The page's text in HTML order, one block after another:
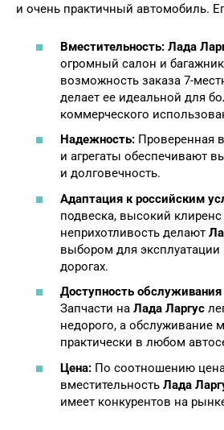
и очень практичный автомобиль.
Вместительность: Лада
огромный салон и
возможность заказа 7-
делает ее идеальной для
коммерческого
Надежность: Проверенная
и агрегаты обеспечивают
и долговечность.
Адаптация к российским
подвеска, высокий
неприхотливость делают
выбором для эксплуатации
дорогах.
Доступность обслуживания
Запчасти на Лада Ларгус
недорого, а обслуживание
практически в любом
Цена: По соотношению
вместительность Лада
имеет конкурентов на